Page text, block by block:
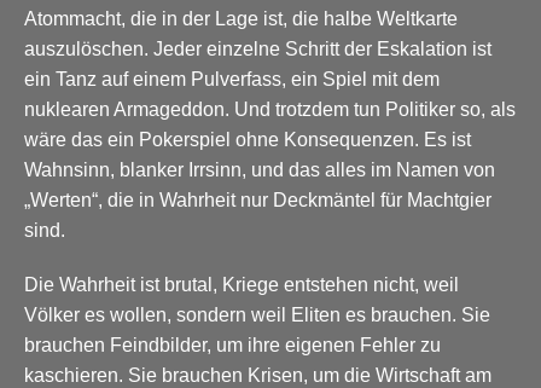
Atommacht, die in der Lage ist, die halbe Weltkarte
auszulöschen. Jeder einzelne Schritt der Eskalation ist
ein Tanz auf einem Pulverfass, ein Spiel mit dem
nuklearen Armageddon. Und trotzdem tun Politiker so, als
wäre das ein Pokerspiel ohne Konsequenzen. Es ist
Wahnsinn, blanker Irrsinn, und das alles im Namen von
„Werten“, die in Wahrheit nur Deckmäntel für Machtgier
sind.
Die Wahrheit ist brutal, Kriege entstehen nicht, weil
Völker es wollen, sondern weil Eliten es brauchen. Sie
brauchen Feindbilder, um ihre eigenen Fehler zu
kaschieren. Sie brauchen Krisen, um die Wirtschaft am